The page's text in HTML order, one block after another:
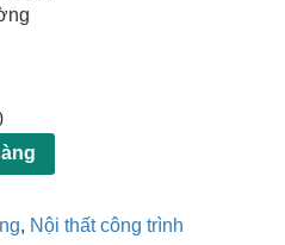
, Nội thất công trình